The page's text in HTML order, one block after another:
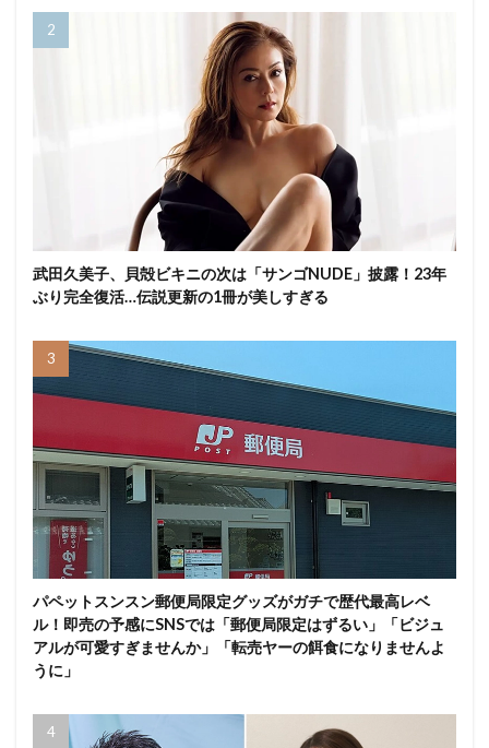
武田久美子、貝殻ビキニの次は「サンゴNUDE」披露！23年
ぶり完全復活…伝説更新の1冊が美しすぎる
パペットスンスン郵便局限定グッズがガチで歴代最高レベ
ル！即売の予感にSNSでは「郵便局限定はずるい」「ビジュ
アルが可愛すぎませんか」「転売ヤーの餌食になりませんよ
うに」